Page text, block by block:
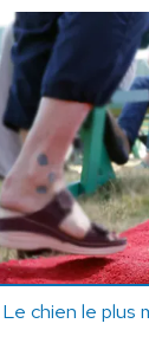
Le chien le plus